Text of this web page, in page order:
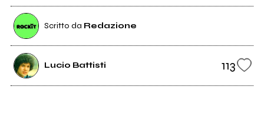
Scritto da Redazione
Lucio Battisti 113